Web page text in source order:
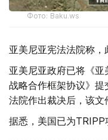
Фото: Baku.ws
亚美尼亚宪法法院称，
亚美尼亚政府已将《
战略合作框架协议》
法院作出裁决后，该文
据悉，美国已为TRIPP